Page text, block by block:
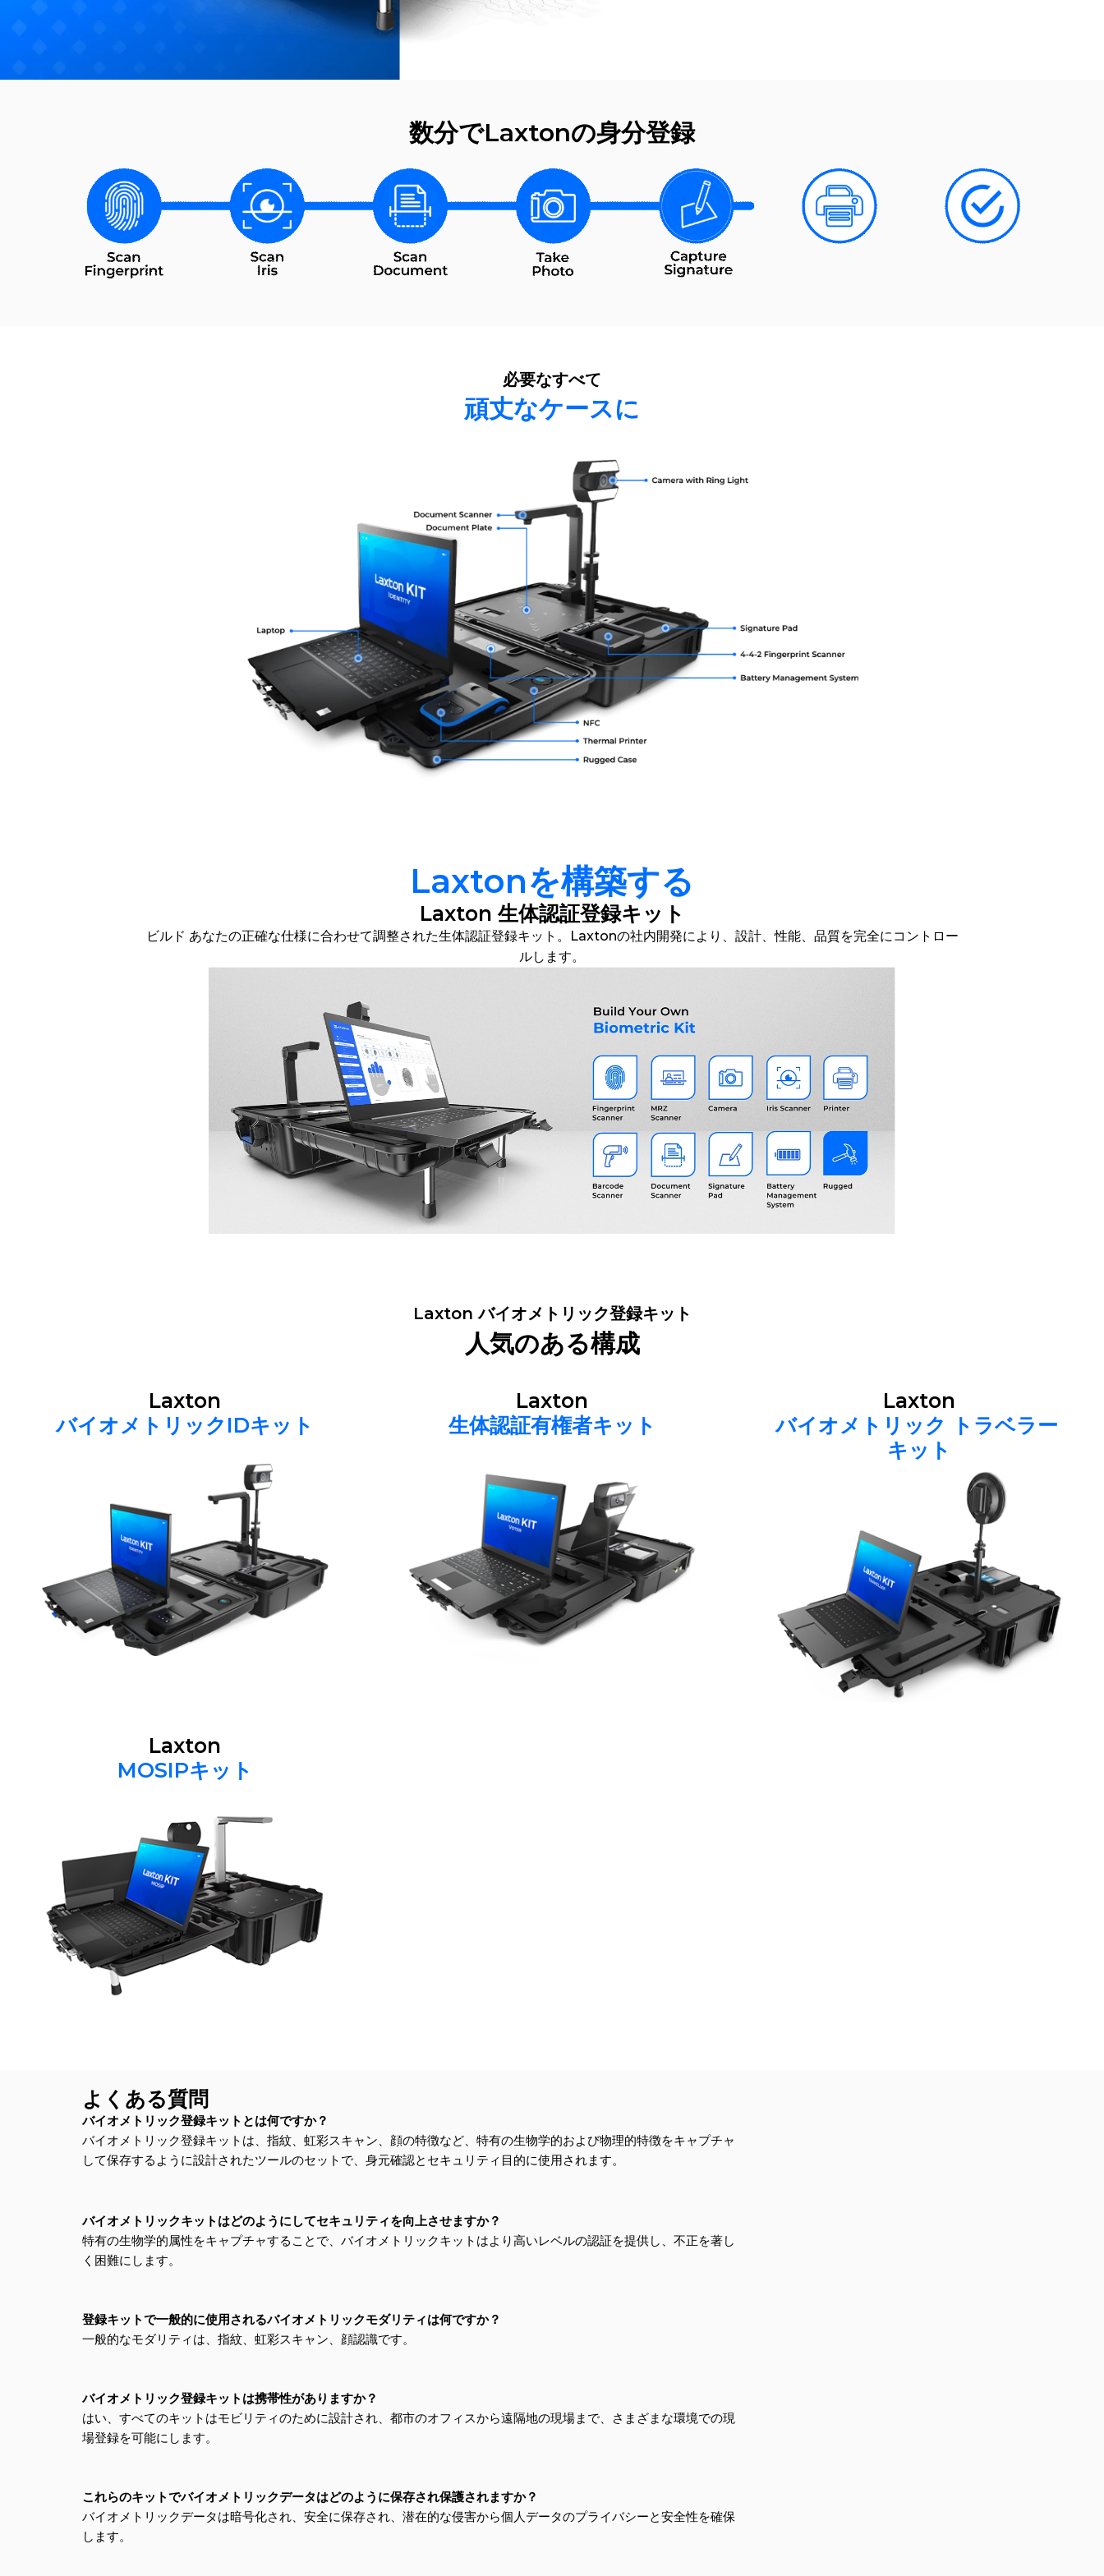
数分でLaxtonの身分登録
必要なすべて
頑丈なケースに
どこへでも行ける
全員を登録する
Laxtonを構築する
Laxton 生体認証登録キット
ビルド あなたの正確な仕様に合わせて調整された生体認証登録キット。Laxtonの社内開発により、設計、性能、品質を完全にコントロー
ルします。
Laxton バイオメトリック登録キット
人気のある構成
Laxton
バイオメトリックIDキット
Laxton
生体認証有権者キット
Laxton
バイオメトリック トラベラー
キット
Laxton
MOSIPキット
よくある質問
バイオメトリック登録キットとは何ですか？
バイオメトリック登録キットは、指紋、虹彩スキャン、顔の特徴など、特有の生物学的および物理的特徴をキャプチャ
して保存するように設計されたツールのセットで、身元確認とセキュリティ目的に使用されます。
バイオメトリックキットはどのようにしてセキュリティを向上させますか？
特有の生物学的属性をキャプチャすることで、バイオメトリックキットはより高いレベルの認証を提供し、不正を著し
く困難にします。
登録キットで一般的に使用されるバイオメトリックモダリティは何ですか？
一般的なモダリティは、指紋、虹彩スキャン、顔認識です。
バイオメトリック登録キットは携帯性がありますか？
はい、すべてのキットはモビリティのために設計され、都市のオフィスから遠隔地の現場まで、さまざまな環境での現
場登録を可能にします。
これらのキットでバイオメトリックデータはどのように保存され保護されますか？
バイオメトリックデータは暗号化され、安全に保存され、潜在的な侵害から個人データのプライバシーと安全性を確保
します。